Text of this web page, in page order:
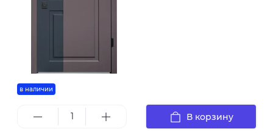
в наличии
В корзину